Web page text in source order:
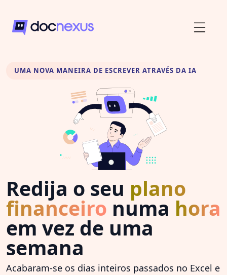
UMA NOVA MANEIRA DE ESCREVER ATRAVÉS DA IA
Redija o seu plano
financeiro numa hora
em vez de uma
semana
Acabaram-se os dias inteiros passados no Excel e